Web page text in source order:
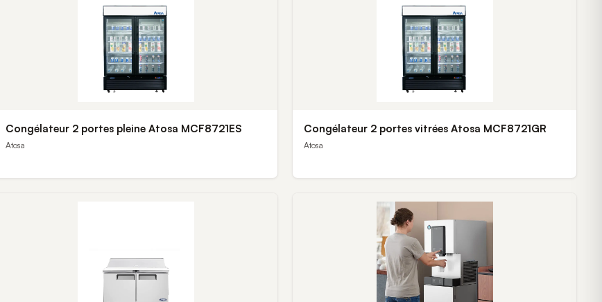
Congélateur 2 portes pleine Atosa MCF8721ES
Atosa
Congélateur 2 portes vitrées Atosa MCF8721GR
Atosa